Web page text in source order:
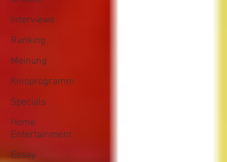
Interviews
Ranking
Meinung
Kinoprogramm
Specials
Home
Entertainment
Essay